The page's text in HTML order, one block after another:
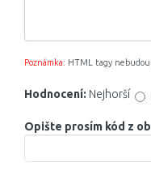
Poznámka: HTML tagy
Hodnocení: Nejhorší
Opište prosím kód z